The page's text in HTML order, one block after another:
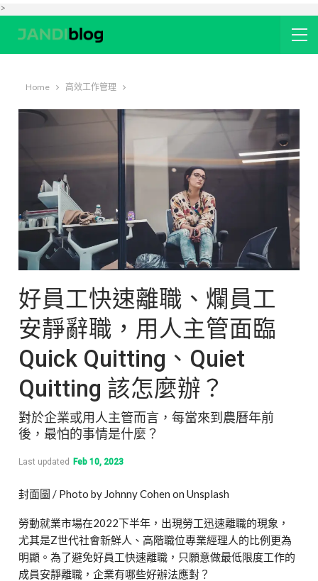
>
Home 高效工作管理
好員工快速離職、爛員工
安靜辭職，用人主管面臨
Quick Quitting、Quiet
Quitting 該怎麼辦？
對於企業或用人主管而言，每當來到農曆年前
後，最怕的事情是什麼？
Last updated Feb 10, 2023
封面圖 / Photo by Johnny Cohen onUnsplash
勞動就業市場在2022下半年，出現勞工迅速離職的現象，
尤其是Z世代社會新鮮人、高階職位專業經理人的比例更為
明顯。為了避免好員工快速離職，只願意做最低限度工作的
成員安靜離職，企業有哪些好辦法應對？